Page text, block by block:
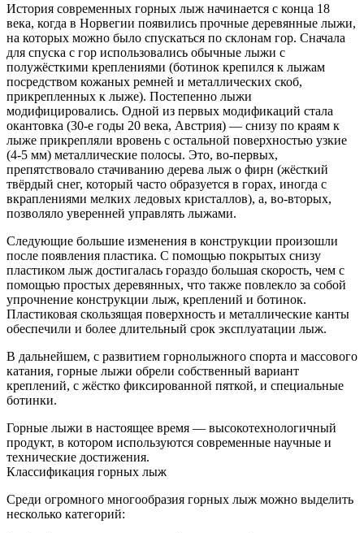
История современных горных лыж начинается с конца 18
века, когда в Норвегии появились прочные деревянные лыжи,
на которых можно было спускаться по склонам гор. Сначала
для спуска с гор использовались обычные лыжи с
полужёсткими креплениями (ботинок крепился к лыжам
посредством кожаных ремней и металлических скоб,
прикрепленных к лыже). Постепенно лыжи
модифицировались. Одной из первых модификаций стала
окантовка (30-е годы 20 века, Австрия) — снизу по краям к
лыже прикрепляли вровень с остальной поверхностью узкие
(4-5 мм) металлические полосы. Это, во-первых,
препятствовало стачиванию дерева лыж о фирн (жёсткий
твёрдый снег, который часто образуется в горах, иногда с
вкраплениями мелких ледовых кристаллов), а, во-вторых,
позволяло уверенней управлять лыжами.
Следующие большие изменения в конструкции произошли
после появления пластика. С помощью покрытых снизу
пластиком лыж достигалась гораздо большая скорость, чем с
помощью простых деревянных, что также повлекло за собой
упрочнение конструкции лыж, креплений и ботинок.
Пластиковая скользящая поверхность и металлические канты
обеспечили и более длительный срок эксплуатации лыж.
В дальнейшем, с развитием горнолыжного спорта и массового
катания, горные лыжи обрели собственный вариант
креплений, с жёстко фиксированной пяткой, и специальные
ботинки.
Горные лыжи в настоящее время — высокотехнологичный
продукт, в котором используются современные научные и
технические достижения.
Классификация горных лыж
Среди огромного многообразия горных лыж можно выделить
несколько категорий: